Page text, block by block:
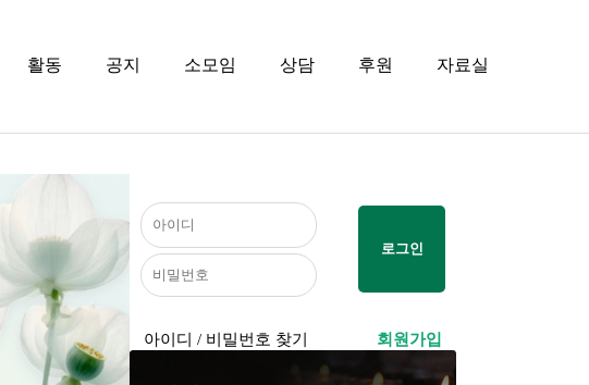
활동 공지 소모임 상담 후원 자료실
아이디 / 비밀번호 찾기 회원가입